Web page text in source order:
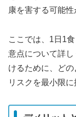
康を害する可能性
ここでは、1日1
意点について詳
けるために、どの
リスクを最小限